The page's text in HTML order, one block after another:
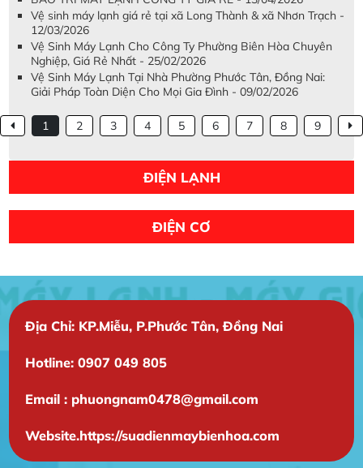
Vệ sinh máy lạnh giá rẻ tại xã Long Thành & xã Nhơn Trạch -
12/03/2026
Vệ Sinh Máy Lạnh Cho Công Ty Phường Biên Hòa Chuyên
Nghiệp, Giá Rẻ Nhất - 25/02/2026
Vệ Sinh Máy Lạnh Tại Nhà Phường Phước Tân, Đồng Nai:
Giải Pháp Toàn Diện Cho Mọi Gia Đình - 09/02/2026
1 2 3 4 5 6 7 8 9
ĐIỆN LẠNH
ĐIỆN CƠ
Địa Chỉ: KP.Miễu, P.Phước Tân, Đồng Nai
Hotline: 0907 049 805
Email : phuongnam0478@gmail.com
Website.https://suadienmaybienhoa.com